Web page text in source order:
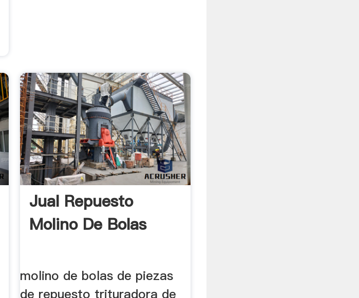
Jual Repuesto
Molino De Bolas
molino de bolas de piezas
de repuesto trituradora de